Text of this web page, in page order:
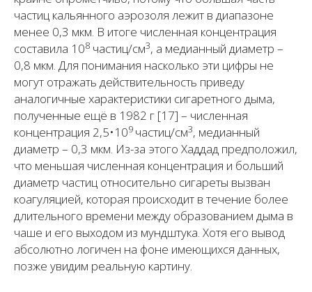
частиц кальянного аэрозоля лежит в диапазоне
менее 0,3 мкм. В итоге численная концентрация
составила 108 частиц/см3, а медианный диаметр –
0,8 мкм. Для понимания насколько эти цифры не
могут отражать действительность приведу
аналогичные характеристики сигаретного дыма,
полученные ещё в 1982 г [17] – численная
концентрация 2,5•109 частиц/см3, медианный
диаметр – 0,3 мкм. Из-за этого Хаддад предположил,
что меньшая численная концентрация и больший
диаметр частиц относительно сигареты вызван
коагуляцией, которая происходит в течение более
длительного времени между образованием дыма в
чаше и его выходом из мундштука. Хотя его вывод
абсолютно логичен на фоне имеющихся данных,
позже увидим реальную картину.